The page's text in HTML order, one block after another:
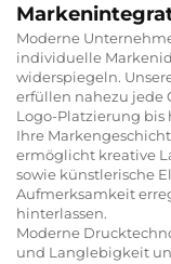
Moderne
individuelle
widerspiegeln.
erfüllen nahezu jede
Logo-Platzierung bis
Ihre
ermöglicht kreative
sowie künstlerische
Aufmerksamkeit
hinterlassen.
Moderne
und Langlebigkeit